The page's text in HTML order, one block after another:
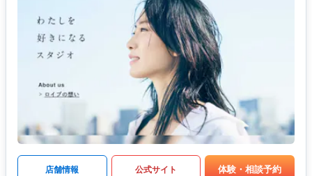
店舗情報 公式サイト 体験・相談予約